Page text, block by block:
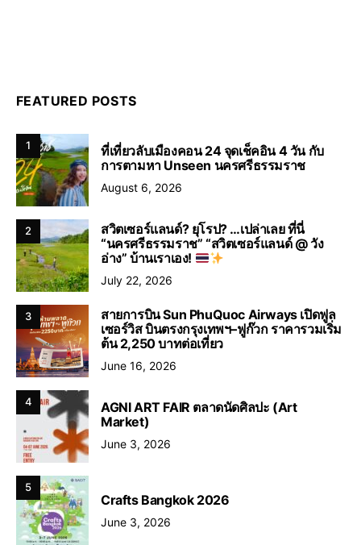
FEATURED POSTS
1
ที่เที่ยวลับเมืองคอน 24 จุดเช็คอิน 4 วัน กับ
การตามหา Unseen นครศรีธรรมราช
August 6, 2026
2
สวิตเซอร์แลนด์? ยุโรป? …เปล่าเลย ที่นี่
“นครศรีธรรมราช” “สวิตเซอร์แลนด์ @ วัง
อ่าง” บ้านเราเอง!
July 22, 2026
3
สายการบิน Sun PhuQuoc Airways เปิดฟูล
เซอร์วิส บินตรงกรุงเทพฯ–ฟูก๊วก ราคารวมเริ่ม
ต้น 2,250 บาทต่อเที่ยว
June 16, 2026
4
AGNI ART FAIR ตลาดนัดศิลปะ (Art
Market)
June 3, 2026
5
Crafts Bangkok 2026
June 3, 2026